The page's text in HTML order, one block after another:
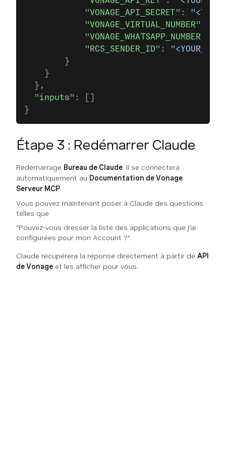
            "VONAGE_API_SECRET"
:
            "VONAGE_VIRTUAL_NUMBER"
            "VONAGE_WHATSAPP_NUMBER"
            "RCS_SENDER_ID"
:
        }
    }
  },
  "inputs"
: []
}
Étape 3 : Redémarrer Claude
Redémarrage Bureau de Claude. Il se connectera
automatiquement au Documentation de Vonage
Serveur MCP.
Vous pouvez maintenant poser à Claude des questions
telles que
"Pouvez-vous dresser la liste des applications que j'ai
configurées pour mon Account ?".
Claude récupérera la réponse directement à partir de API
de Vonage et les afficher pour vous.